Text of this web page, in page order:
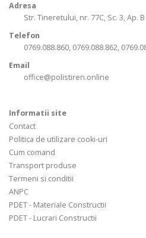
Adresa
Str. Tineretului, nr. 77C, Sc. 3, Ap.
Telefon
0769.088.860, 0769.088.862,
Email
office@polistiren.online
Informatii site
Contact
Politica de utilizare cooki-uri
Cum comand
Transport produse
Termeni si conditii
ANPC
PDET - Materiale Constructii
PDET - Lucrari Constructii